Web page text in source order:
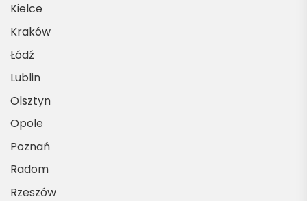
Kielce
Kraków
Łódź
Lublin
Olsztyn
Opole
Poznań
Radom
Rzeszów